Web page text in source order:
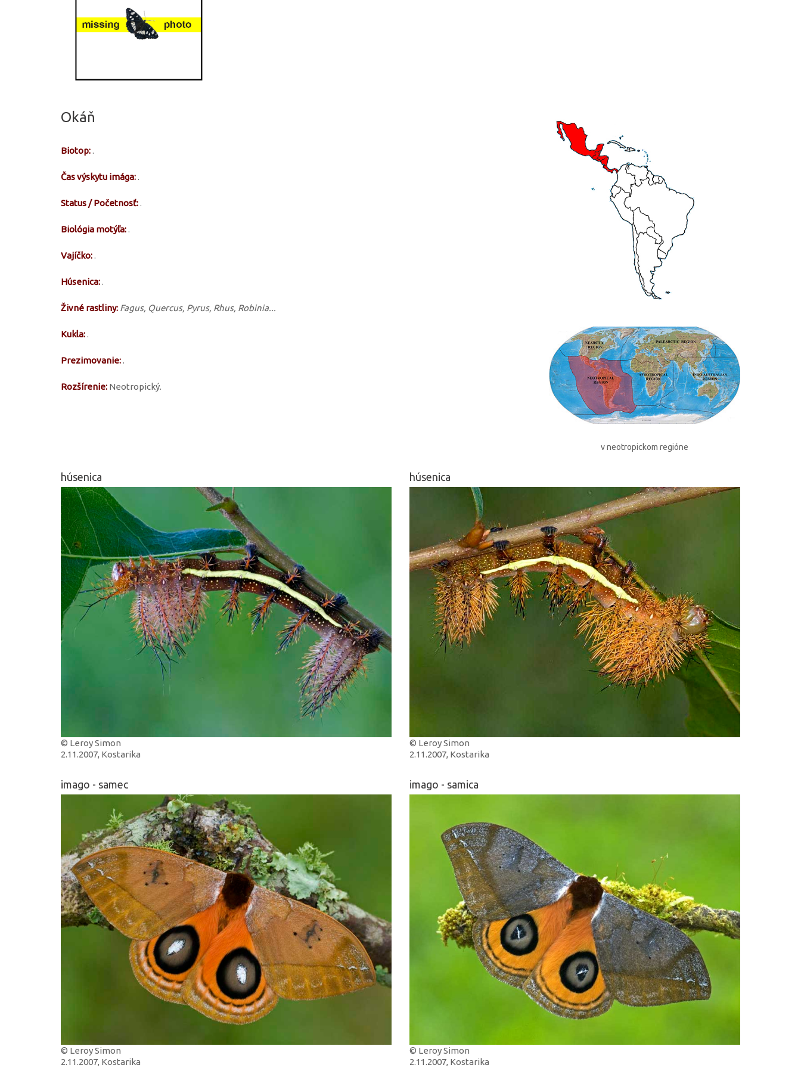
Okáň
Biotop:.
Čas výskytu imága:.
Status / Početnosť:.
Biológia motýľa:.
Vajíčko:.
Húsenica:.
Živné rastliny: Fagus, Quercus, Pyrus, Rhus, Robinia...
Kukla:.
Prezimovanie:.
Rozšírenie: Neotropický.
v neotropickom regióne
húsenica
© Leroy Simon
2.11.2007, Kostarika
húsenica
© Leroy Simon
2.11.2007, Kostarika
imago - samec
© Leroy Simon
2.11.2007, Kostarika
imago - samica
© Leroy Simon
2.11.2007, Kostarika